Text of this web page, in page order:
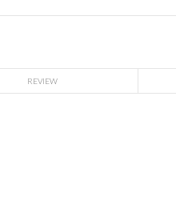
REVIEW